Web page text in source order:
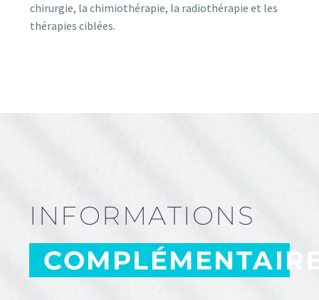
chirurgie, la chimiothérapie, la radiothérapie et les
thérapies ciblées.
INFORMATIONS